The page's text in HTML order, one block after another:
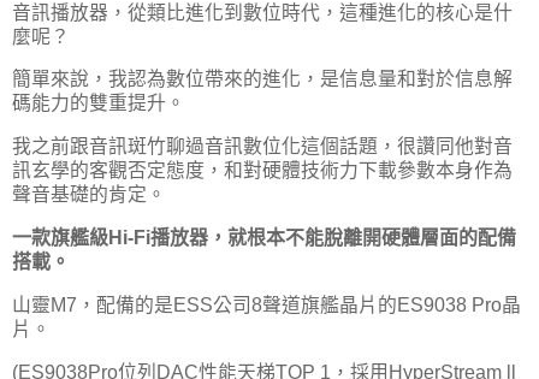
音訊播放器，從類比進化到數位時代，這種進化的核心是什
麼呢？
簡單來說，我認為數位帶來的進化，是信息量和對於信息解
碼能力的雙重提升。
我之前跟音訊斑竹聊過音訊數位化這個話題，很讚同他對音
訊玄學的客觀否定態度，和對硬體技術力下載參數本身作為
聲音基礎的肯定。
一款旗艦級Hi-Fi播放器，就根本不能脫離開硬體層面的配備
搭載。
山靈M7，配備的是ESS公司8聲道旗艦晶片的ES9038 Pro晶
片。
(ES9038Pro位列DAC性能天梯TOP 1，採用HyperStream ll